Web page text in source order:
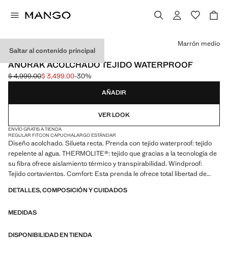
Saltar al contenido principal
PERFORMANCE
ANORAK ACOLCHADO TEJIDO WATERPROOF
Precio inicial tachado [$ 4,999.00 ]
$ 4,999.00
Precio actual [$ 3,499.00 ]
$ 3,499.00-30%
Selecciona un color
Marrón medio
AÑADIR
VER LOOK
ENVÍO GRATIS A TIENDA
REGULAR FITCON CAPUCHALARGO ESTÁNDAR
Diseño acolchado. Silueta recta. Prenda con tejido waterproof: tejido
repelente al agua. THERMOLITE®: tejido que gracias a la tecnología de
su fibra ofrece aislamiento térmico y transpirabilidad. Windproof:
Tejido cortavientos. Comfort: Esta prenda le ofrece total libertad de
ajustable. Dos bolsillos delanteros con cierre de botón a presión.
cremallera y botones a presión. Manga larga. Bajo recto con elásticos
DETALLES, COMPOSICIÓN Y CUIDADOS
MEDIDAS
DISPONIBILIDAD EN TIENDA